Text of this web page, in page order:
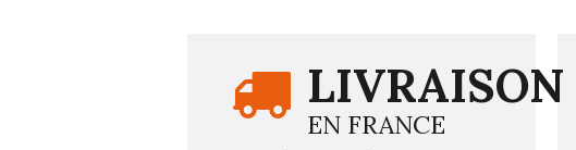
LIVRAISON
EN FRANCE